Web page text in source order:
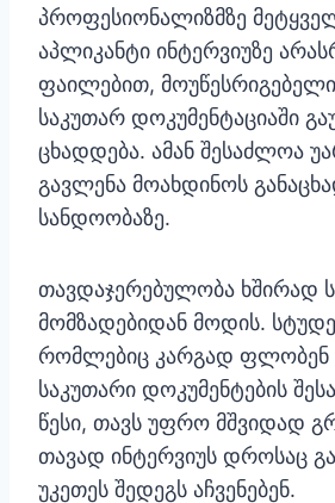
პროფესიონალიზმზე
აპლიკანტი ინტერვიუზე
ფაილებით,
საკუთარ დოკუმენტაციაში
ცხადდება. ამან შესაძლოა
გავლენა მოახდინოს
სანდოობაზე.
თავდაჯერებულობა ხშირად
მომზადებიდან მოდის.
რომლებიც კარგად ფლობენ
საკუთარი დოკუმენტების
წესი, თავს უფრო მშვიდად
თავად ინტერვიუს დროსაც
უკეთეს შედეგს აჩვენებენ.